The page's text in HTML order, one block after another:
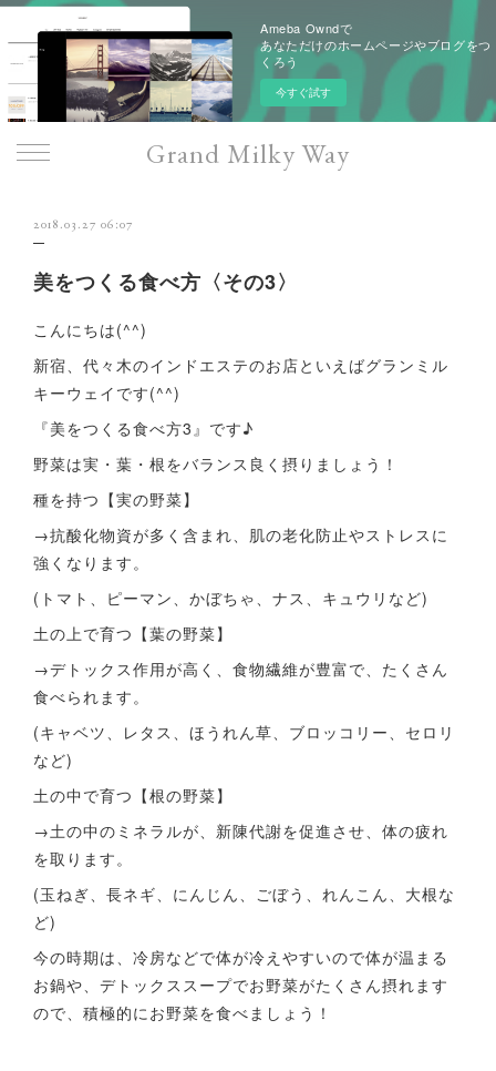
Ameba Owndで
あなただけのホームページやブログをつ
くろう
今すぐ試す
Grand Milky Way
2018.03.27 06:07
美をつくる食べ方〈その3〉
こんにちは(^^)
新宿、代々木のインドエステのお店といえばグランミル
キーウェイです(^^)
『美をつくる食べ方3』です♪
野菜は実・葉・根をバランス良く摂りましょう！
種を持つ【実の野菜】
→抗酸化物資が多く含まれ、肌の老化防止やストレスに
強くなります。
(トマト、ピーマン、かぼちゃ、ナス、キュウリなど)
土の上で育つ【葉の野菜】
→デトックス作用が高く、食物繊維が豊富で、たくさん
食べられます。
(キャベツ、レタス、ほうれん草、ブロッコリー、セロリ
など)
土の中で育つ【根の野菜】
→土の中のミネラルが、新陳代謝を促進させ、体の疲れ
を取ります。
(玉ねぎ、長ネギ、にんじん、ごぼう、れんこん、大根な
ど)
今の時期は、冷房などで体が冷えやすいので体が温まる
お鍋や、デトックススープでお野菜がたくさん摂れます
ので、積極的にお野菜を食べましょう！